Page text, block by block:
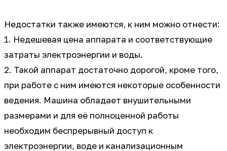
Недостатки также имеются, к ним можно отнести:
1. Недешевая цена аппарата и соответствующие
затраты электроэнергии и воды.
2. Такой аппарат достаточно дорогой, кроме того,
при работе с ним имеются некоторые особенности
ведения. Машина обладает внушительными
размерами и для её полноценной работы
необходим беспрерывный доступ к
электроэнергии, воде и канализационным